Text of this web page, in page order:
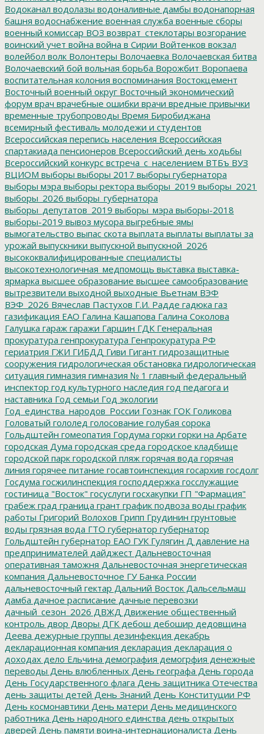
Водоканал водолазы водоналивные дамбы водонапорная
башня водоснабжение военная служба военные сборы
военный комиссар ВОЗ возврат_стеклотары возгорание
воинский учет война война в Сирии Войтенков вокзал
волейбол волк Волонтеры Волочаевка Волочаевская битва
Волочаевский бой вольная борьба Ворожбит Воропаева
воспитательная колония воспоминания Востокцемент
Восточный военный округ Восточный экономический
форум врач врачебные ошибки врачи вредные привычки
временные трубопроводы Время Биробиджана
всемирный фестиваль молодежи и студентов
Всероссийская перепись населения Всероссийская
спартакиада пенсионеров Всероссийский день ходьбы
Всероссийский конкурс встреча_с_населением ВТБъ ВУЗ
ВЦИОМ выборы выборы 2017 выборы губернатора
выборы мэра выборы ректора выборы_2019 выборы_2021
выборы_2026 выборы_губернатора
выборы_депутатов_2019 выборы_мэра выборы-2018
выборы-2019 вывоз мусора выгребные ямы
вымогательство выпас скота выплата выплаты выплаты за
урожай выпускники выпускной выпускной_2026
высококвалифицированные специалисты
высокотехнологичная_медпомощь выставка выставка-
ярмарка высшее образование высшее самообразование
вытрезвители выходной выходные Вьетнам ВЭФ
ВЭФ_2026 Вячеслав Пастухов Г.И. Радде гадюка газ
газификация ЕАО Галина Кашапова Галина Соколова
Галушка гараж гаражи Гаршин ГДК Генеральная
прокуратура генпрокуратура Генпрокуратура РФ
гериатрия ГЖИ ГИБДД Гиви Гигант гидрозащитные
сооружения гидрологическая обстановка гидрологическая
ситуация гимназия гимназия № 1 главный федеральный
инспектор год культурного наследия год педагога и
наставника Год семьи Год экологии
Год_единства_народов_России Гознак ГОК Голикова
Головатый гололед голосование голубая сорока
Гольдштейн гомеопатия Гордума горки горки на Арбате
городская Дума городская среда городское кладбище
городской парк городской пляж горячая вода горячая
линия горячее питание госавтоинспекция госархив госдолг
Госдума госжилинспекция господдержка госслужащие
гостиница "Восток" госуслуги госхакупки ГП "Фармация"
грабеж град граница грант график подвоза воды график
работы Григорий Волохов Грипп Грудинин грунтовые
воды грязная вода ГТО губернатор губернатор
Гольдштейн губернатор ЕАО ГУК Гулягин Д давление на
предпринимателей дайджест Дальневосточная
оперативная таможня Дальневосточная энергетическая
компания Дальневосточное ГУ Банка России
дальневосточный гектар Дальний Восток Дальсельмаш
дамба дачное расписание дачные перевозки
дачный_сезон_2026 ДВЖД Движение общественный
контроль двор Дворы ДГК дебош дебошир дедовщина
Деева дежурные группы дезинфекция декабрь
декларационная компания декларация декларация о
доходах дело Ельчина демография демогрфия денежные
переводы День влюбленных День географа День города
День Государственного флага День защитника Отечества
день защиты детей День Знаний День Конституции РФ
День космонавтики День матери День медицинского
работника День народного единства день открытых
дверей День памяти воина-интернационалиста День